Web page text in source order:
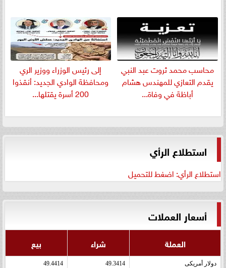
​محاسب محمد ثروت عبد النبي
يقدم التعازي للمهندس هشام
أباظة في وفاة...
إلى رئيس الوزراء ووزير الري
ومحافظة الوادي الجديد: أنقذوا
200 أسرة يقتلها...
استطلاع الرأي
استطلاع الرأي: اضغط للتحميل
أسعار العملات
العملة شراء بيع
دولار أمريكى 49.3414
49.4414